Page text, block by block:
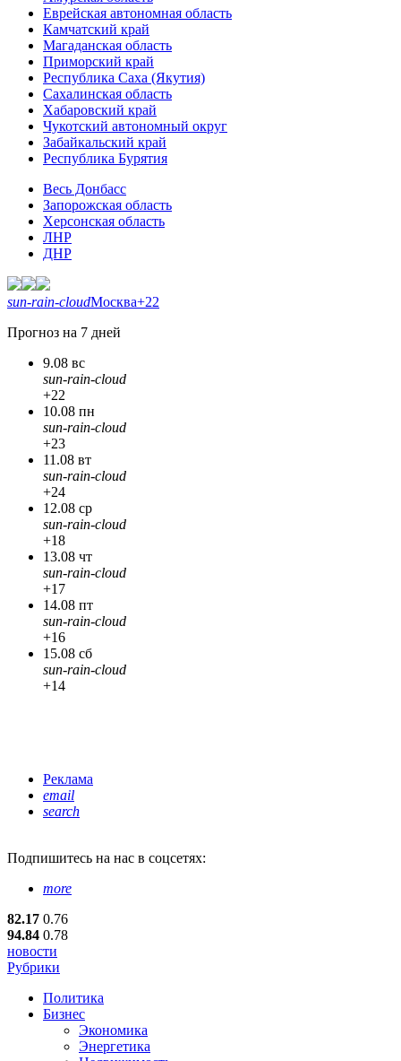
Еврейская автономная область
Камчатский край
Магаданская область
Приморский край
Республика Саха (Якутия)
Сахалинская область
Хабаровский край
Чукотский автономный округ
Забайкальский край
Республика Бурятия
Весь Донбасс
Запорожская область
Херсонская область
ЛНР
ДНР
sun-rain-cloudМосква+22
Прогноз на 7 дней
9.08 вс
sun-rain-cloud
+22
10.08 пн
sun-rain-cloud
+23
11.08 вт
sun-rain-cloud
+24
12.08 ср
sun-rain-cloud
+18
13.08 чт
sun-rain-cloud
+17
14.08 пт
sun-rain-cloud
+16
15.08 сб
sun-rain-cloud
+14
Реклама
email
search
Подпишитесь на нас в соцсетях:
more
82.17 0.76
94.84 0.78
новости
Рубрики
Политика
Бизнес
Экономика
Энергетика